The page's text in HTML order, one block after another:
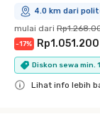
4.0 km dari
mulai dari
-17% Rp1.051.200
Diskon sewa min.
Lihat info lebih